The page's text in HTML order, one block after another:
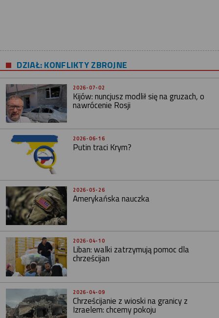
DZIAŁ: KONFLIKTY ZBROJNE
2026-07-02
Kijów: nuncjusz modlił się na gruzach, o
nawrócenie Rosji
2026-06-16
Putin traci Krym?
2026-05-26
Amerykańska nauczka
2026-04-10
Liban: walki zatrzymują pomoc dla
chrześcijan
2026-04-09
Chrześcijanie z wioski na granicy z
Izraelem: chcemy pokoju